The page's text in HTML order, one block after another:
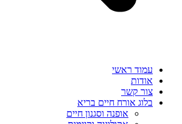
עמוד ראשי
אודות
צור קשר
בלוג אורח חיים בריא
אופנה וסגנון חיים